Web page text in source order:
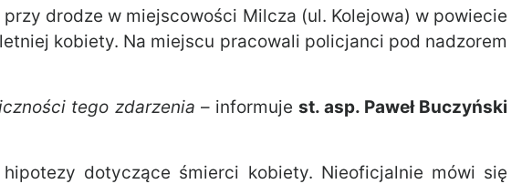
drodze w miejscowości Milcza (ul. Kolejowa) w powiecie
kobiety. Na miejscu pracowali policjanci pod nadzorem
tego zdarzenia – informuje st. asp. Paweł Buczyński
dotyczące śmierci kobiety. Nieoficjalnie mówi się